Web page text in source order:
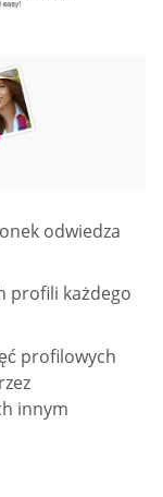
odwiedza
profili każdego
profilowych
innym